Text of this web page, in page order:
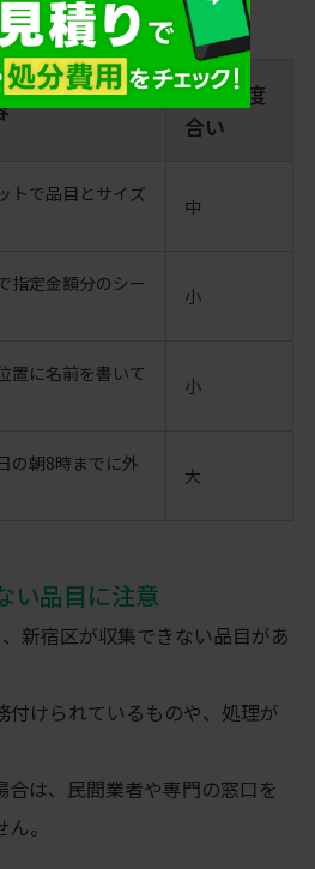
れます。
手間の度
合い
トで品目とサイズ
中
指定金額分のシー
小
置に名前を書いて
小
の朝8時までに外
大
い品目に注意
新宿区が収集できない品目があ
付けられているものや、処理が
合は、民間業者や専門の窓口を
。